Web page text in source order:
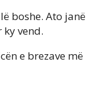
boshe. Ato janë
vend.
e brezave më